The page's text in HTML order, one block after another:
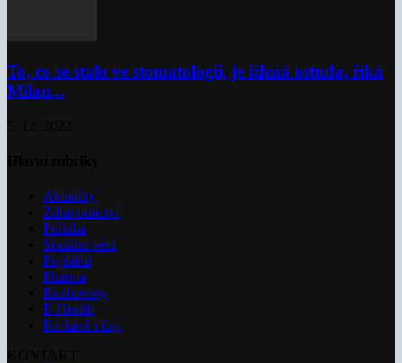
To, co se stalo ve stomatologii, je šílená ostuda, říká
Milan...
Aktuality
Zdravotnictví
Politika
Sociální věci
Pojištění
Pharma
Rozhovory
E-Health
Ke kávě i čaji